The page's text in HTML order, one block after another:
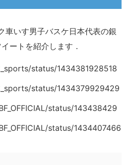
車いす男子バスケ日本代表の銀
ートを紹介します．
status/1434381928518
status/1434379929429
status/143438429
status/1434407466